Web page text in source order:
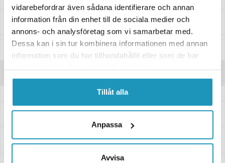
vidarebefordrar även sådana identifierare och annan
information från din enhet till de sociala medier och
annons- och analysföretag som vi samarbetar med.
Dessa kan i sin tur kombinera informationen med annan
information som du har tillhandahållit eller som de har
Tillåt alla
Anpassa
Avvisa
Specifikationer
Manualer & Guider
Recensioner
Frågor och svar
Leverans- & Returinformation